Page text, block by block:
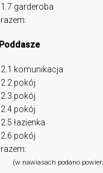
1.7 garderoba
razem:
Poddasze
2.1 komunikacja
2.2 pokój
2.3 pokój
2.4 pokój
2.5 łazienka
2.6 pokój
razem:
(w nawiasach podano